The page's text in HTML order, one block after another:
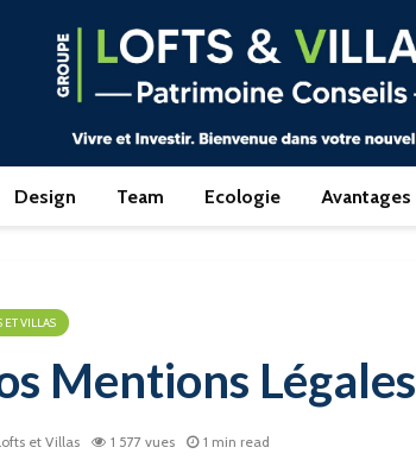
Design Team Ecologie Avantages
ET VILLAS
Mentions Légales
et Villas 1 577 vues 1 min read